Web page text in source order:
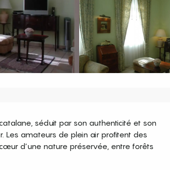
séduit par son authenticité et son
Les amateurs de plein air profitent des
d’une nature préservée, entre forêts